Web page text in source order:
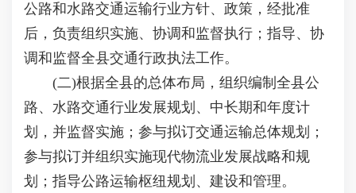
公路和水路交通运输行业方针、政策，经批准
后，负责组织实施、协调和监督执行；指导、协
调和监督全县交通行政执法工作。
(二)根据全县的总体布局，组织编制全县公
路、水路交通行业发展规划、中长期和年度计
划，并监督实施；参与拟订交通运输总体规划；
参与拟订并组织实施现代物流业发展战略和规
划；指导公路运输枢纽规划、建设和管理。